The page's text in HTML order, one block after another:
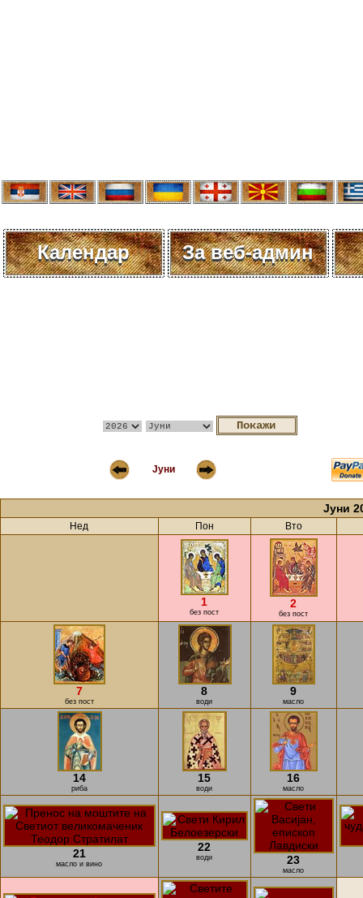
Календар За веб-админ
Јуни
Јуни
Нед Пон Вто
1
без пост
2
без пост
7
без пост
8
води
9
масло
14
риба
15
води
16
масло
21
масло и вино
22
води 23
масло